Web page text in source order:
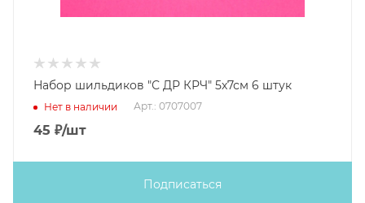
Набор шильдиков "С ДР КРЧ" 5х7см 6 штук
Нет в наличии Арт.: 0707007
45 ₽/шт
Подписаться